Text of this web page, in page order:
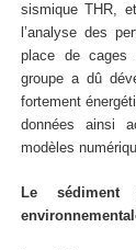
sismique THR,
l’analyse des
place de cages
groupe a dû
fortement
données ainsi
modèles
Le